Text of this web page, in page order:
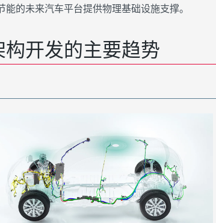
能的未来汽车平台提供物理基础设施支撑。
开发的主要趋势